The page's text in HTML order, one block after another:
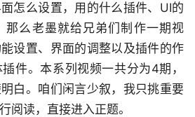
怎么设置，用的什么插件、UI的
那么老墨就给兄弟们制作一期视
设置、界面的调整以及插件的作
件。本系列视频一共分为4期，
白。咱们闲言少叙，我只挑重要
阅读，直接进入正题。